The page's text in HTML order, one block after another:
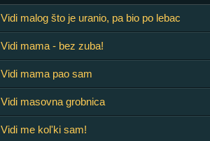
Vidi malog što je uranio, pa bio po lebac
Vidi mama - bez zuba!
Vidi mama pao sam
Vidi masovna grobnica
Vidi me kol'ki sam!